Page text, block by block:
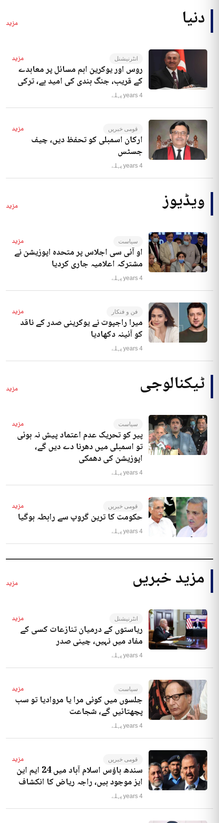
دنیا مزید
انٹرنیشنل مزید
روس اور یوکرین اہم مسائل پر معاہدے
کے قریب، جنگ بندی کی امید ہے، ترکی
4 years پہلے
قومی خبریں مزید
ارکان اسمبلی کو تحفظ دیں، چیف
جسٹس
4 years پہلے
ویڈیوز مزید
سیاست مزید
او آئی سی اجلاس پر متحدہ اپوزیشن نے
مشترکہ اعلامیہ جاری کردیا
4 years پہلے
فن و فنکار مزید
میرا راجپوت نے یوکرینی صدر کے ناقد
کو آئینہ دکھادیا
4 years پہلے
ٹیکنالوجی مزید
سیاست مزید
پیر کو تحریک عدم اعتماد پیش نہ ہوئی
تو اسمبلی میں دھرنا دے دیں گے،
اپوزیشن کی دھمکی
4 years پہلے
قومی خبریں مزید
حکومت کا ترین گروپ سے رابطہ ہوگیا
4 years پہلے
مزید خبریں مزید
انٹرنیشنل مزید
ریاستوں کے درمیان تنازعات کسی کے
مفاد میں نہیں، چینی صدر
4 years پہلے
سیاست مزید
جلسوں میں کوئی مرا یا مروادیا تو سب
پچھتائیں گے، شجاعت
4 years پہلے
قومی خبریں مزید
سندھ ہاؤس اسلام آباد میں 24 ایم این
ایز موجود ہیں، راجہ ریاض کا انکشاف
4 years پہلے